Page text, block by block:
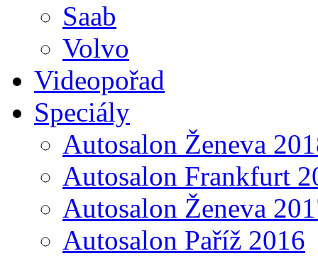
Saab
Volvo
Videopořad
Speciály
Autosalon Ženeva
Autosalon Frankfurt
Autosalon Ženeva
Autosalon Paříž 2016